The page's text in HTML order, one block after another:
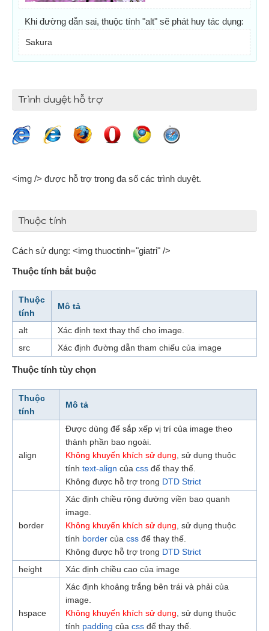
Khi đường dẫn sai, thuộc tính "alt" sẽ phát huy tác dụng:
Sakura
Trình duyệt hỗ trợ
<img /> được hỗ trợ trong đa số các trình duyệt.
Thuộc tính
Cách sử dụng: <img thuoctinh="giatri" />
Thuộc tính bắt buộc
Thuộc
tính
Mô tả
alt
Xác định text thay thế cho image.
src
Xác định đường dẫn tham chiếu của image
Thuộc tính tùy chọn
Thuộc
tính
Mô tả
align
Được dùng để sắp xếp vị trí của image theo
thành phần bao ngoài.
Không khuyến khích sử dụng , sử dụng thuộc
tính text-align của css để thay thế.
Không được hỗ trợ trong DTD Strict
border
Xác định chiều rộng đường viền bao quanh
image.
Không khuyến khích sử dụng , sử dụng thuộc
tính border của css để thay thế.
Không được hỗ trợ trong DTD Strict
height
Xác định chiều cao của image
hspace
Xác định khoảng trắng bên trái và phải của
image.
Không khuyến khích sử dụng , sử dụng thuộc
tính padding của css để thay thế.